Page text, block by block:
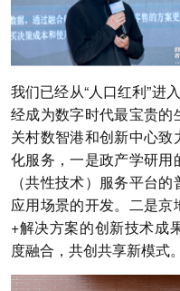
我们已经从“人口红利”进
经成为数字时代最宝贵的
关村数智港和创新中心
化服务，一是政产学研
（共性技术）服务平台
应用场景的开发。二是
+解决方案的创新技术成
度融合，共创共享新模式。